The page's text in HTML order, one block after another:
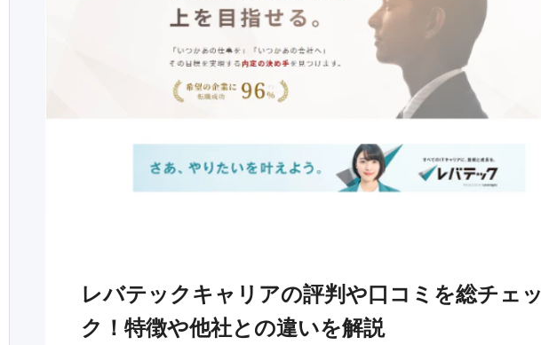
レバテックキャリアの評判や口コミを総チェッ
ク！特徴や他社との違いを解説